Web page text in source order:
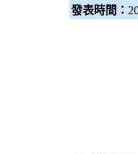
發表時間：